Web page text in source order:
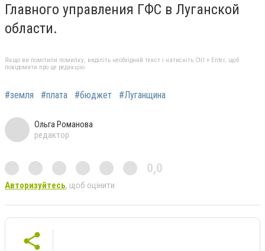
Главного управления ГФС в Луганской
области.
Якщо ви помітили помилку, виділіть необхідний текст і натисніть Ctrl + Enter, щоб
повідомити про це редакцію
#земля #плата #бюджет #Луганщина
Ольга Романова
редактор
0,0
Авторизуйтесь, щоб оцінити